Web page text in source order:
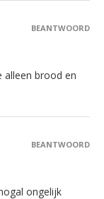
alleen brood en
BEANTWOORD
ongelijk
BEANTWOORD